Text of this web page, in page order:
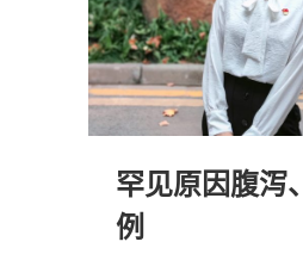
罕见原因腹泻
例